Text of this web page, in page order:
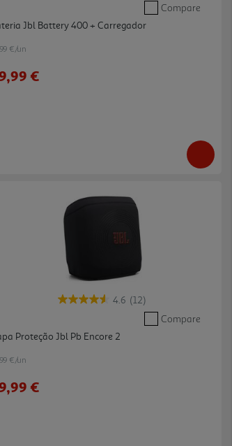
Compare
Jbl Battery 400 + Carregador
€/un
€
4.6 (12)
Compare
Proteção Jbl Pb Encore 2
€/un
€